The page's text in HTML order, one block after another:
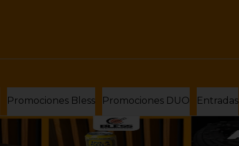
Promociones Bless Promociones DUO Entradas